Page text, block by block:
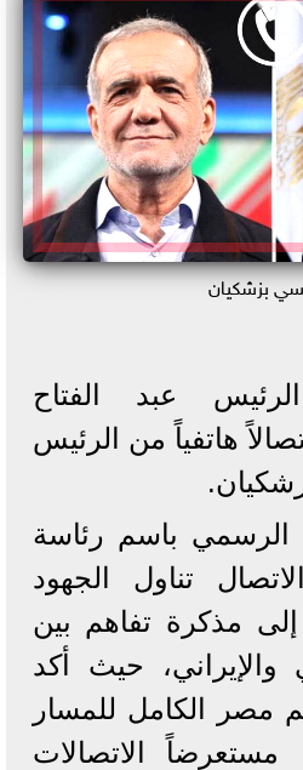
بزشكيان
عبد الفتاح
هاتفياً من الرئيس
باسم رئاسة
تناول الجهود
إلى مذكرة تفاهم بين
والإيراني، حيث أكد
مصر الكامل للمسار
مستعرضاً الاتصالات